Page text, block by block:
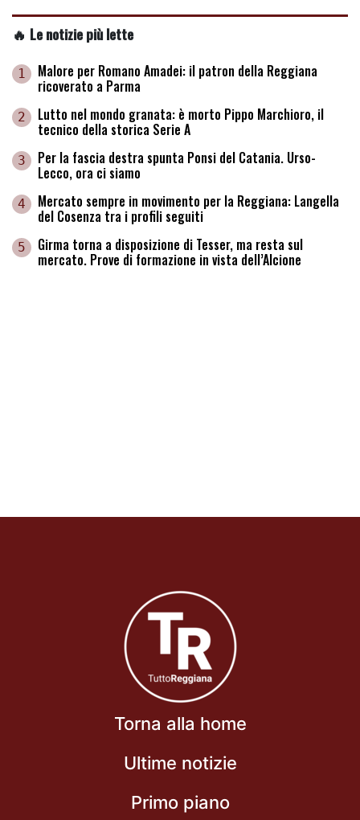
🔥 Le notizie più lette
1 Malore per Romano Amadei: il patron della Reggiana
ricoverato a Parma
2 Lutto nel mondo granata: è morto Pippo Marchioro, il
tecnico della storica Serie A
3 Per la fascia destra spunta Ponsi del Catania. Urso-
Lecco, ora ci siamo
4 Mercato sempre in movimento per la Reggiana: Langella
del Cosenza tra i profili seguiti
5 Girma torna a disposizione di Tesser, ma resta sul
mercato. Prove di formazione in vista dell’Alcione
Torna alla home
Ultime notizie
Primo piano